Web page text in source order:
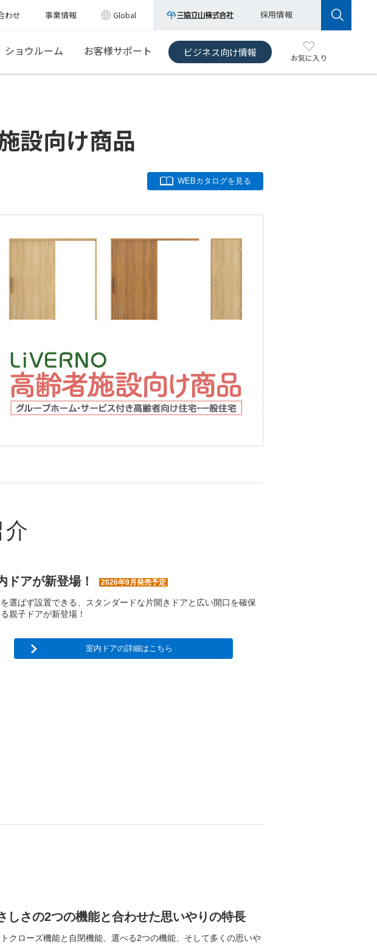
わせ 事業情報 Global 採用情報
ショウルーム お客様サポート ビジネス向け情報 お気に入り
設向け商品
WEBカタログを見る
ドアが新登場！ 2026年9月発売予定
選ばず設置できる、スタンダードな片開きドアと広い開口を確保
親子ドアが新登場！
室内ドアの詳細はこちら
しさの2つの機能と合わせた思いやりの特長
クローズ機能と自閉機能、選べる2つの機能、そして多くの思いや